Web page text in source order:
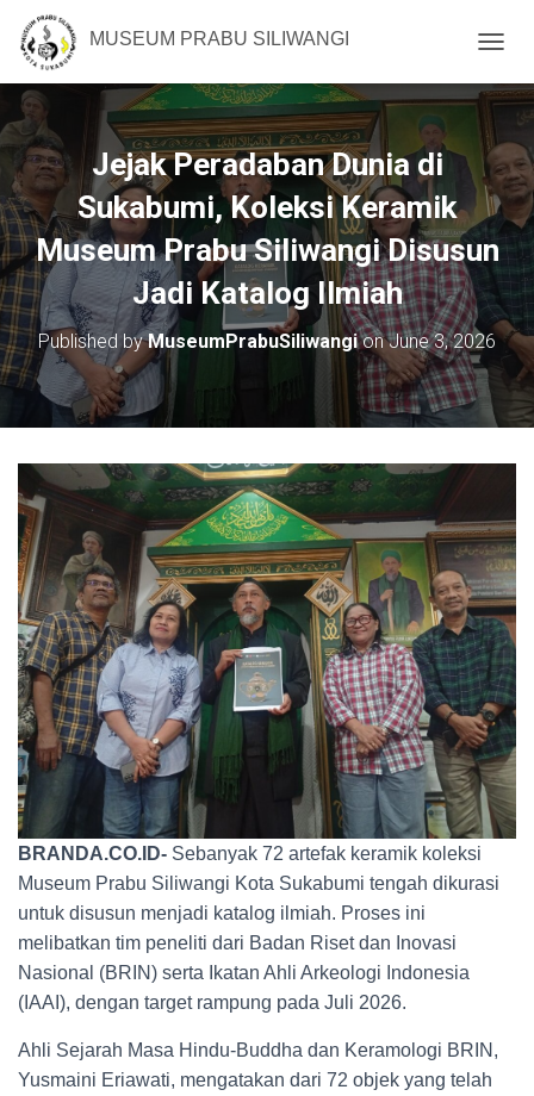
MUSEUM PRABU SILIWANGI
O
G
L
E
N
A
V
A
T
N
Jejak Peradaban Dunia di
Sukabumi, Koleksi Keramik
Museum Prabu Siliwangi Disusun
Jadi Katalog Ilmiah
Published byMuseumPrabuSiliwangionJune 3, 2026
BRANDA.CO.ID- Sebanyak 72 artefak keramik koleksi
Museum Prabu Siliwangi Kota Sukabumi tengah dikurasi
untuk disusun menjadi katalog ilmiah. Proses ini
melibatkan tim peneliti dari Badan Riset dan Inovasi
Nasional (BRIN) serta Ikatan Ahli Arkeologi Indonesia
(IAAI), dengan target rampung pada Juli 2026.
Ahli Sejarah Masa Hindu-Buddha dan Keramologi BRIN,
Yusmaini Eriawati, mengatakan dari 72 objek yang telah